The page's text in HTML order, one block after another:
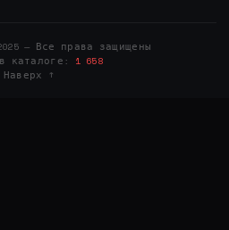
— Все права защищены
каталоге: 1 658
Наверх ↑